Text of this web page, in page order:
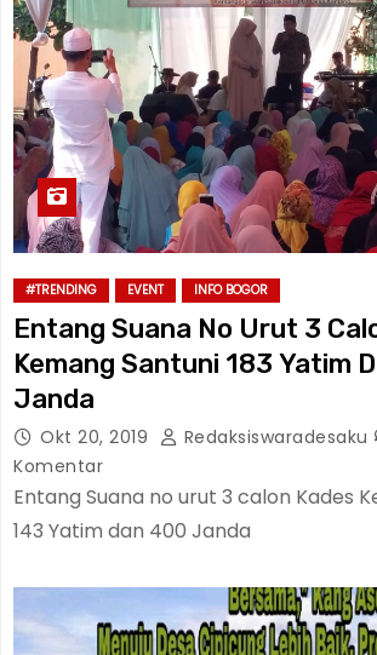
#TRENDING EVENT INFO BOGOR
Entang Suana No Urut 3
Kemang Santuni 183 Yatim
Janda
Okt 20, 2019 Redaksiswaradesaku
Komentar
Entang Suana no urut 3 calon Kades
143 Yatim dan 400 Janda